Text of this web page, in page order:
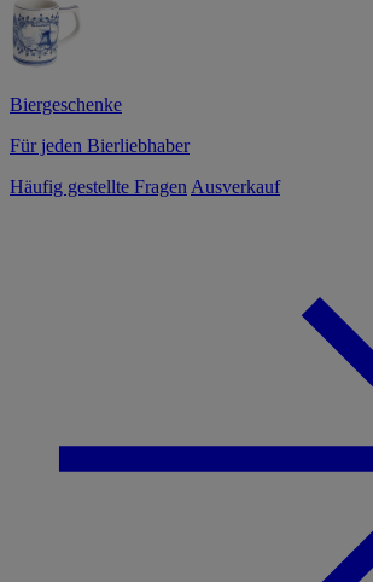
Biergeschenke
Für jeden Bierliebhaber
Häufig gestellte Fragen Ausverkauf